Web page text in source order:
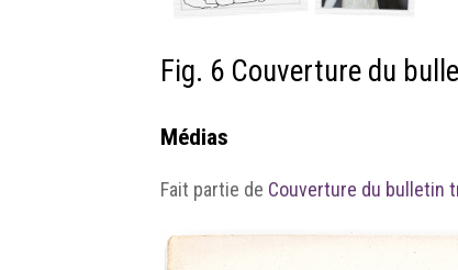
Fig. 6 Couverture du
Médias
Fait partie de Couverture du bulletin